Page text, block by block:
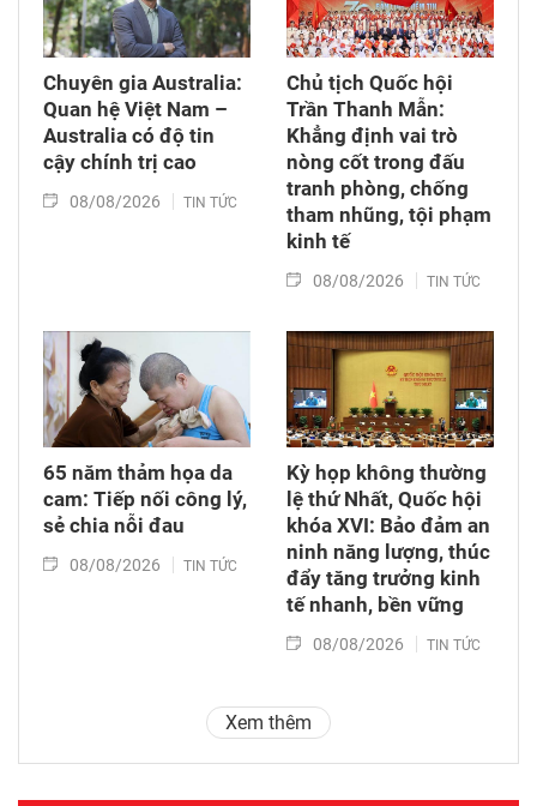
Chuyên gia Australia:
Quan hệ Việt Nam –
Australia có độ tin
cậy chính trị cao
08/08/2026 TIN TỨC
Chủ tịch Quốc hội
Trần Thanh Mẫn:
Khẳng định vai trò
nòng cốt trong đấu
tranh phòng, chống
tham nhũng, tội phạm
kinh tế
08/08/2026 TIN TỨC
65 năm thảm họa da
cam: Tiếp nối công lý,
sẻ chia nỗi đau
08/08/2026 TIN TỨC
Kỳ họp không thường
lệ thứ Nhất, Quốc hội
khóa XVI: Bảo đảm an
ninh năng lượng, thúc
đẩy tăng trưởng kinh
tế nhanh, bền vững
08/08/2026 TIN TỨC
Xem thêm